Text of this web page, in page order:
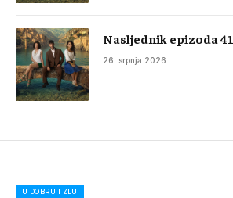
Nasljednik epizoda 41
26. srpnja 2026.
U DOBRU I ZLU